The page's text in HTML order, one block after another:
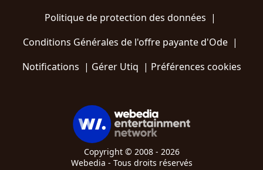
Politique de protection des données |
Conditions Générales de l'offre payante d'Ode |
Notifications | Gérer Utiq | Préférences cookies
Copyright © 2008 - 2026
Webedia - Tous droits réservés